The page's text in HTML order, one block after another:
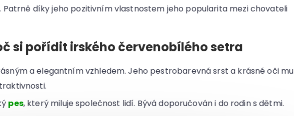
Patrně díky jeho pozitivním vlastnostem jeho popularita mezi chovateli
si pořídit irského červenobílého setra
a elegantním vzhledem. Jeho pestrobarevná srst a krásné oči mu
pes, který miluje společnost lidí. Bývá doporučován i do rodin s dětmi.